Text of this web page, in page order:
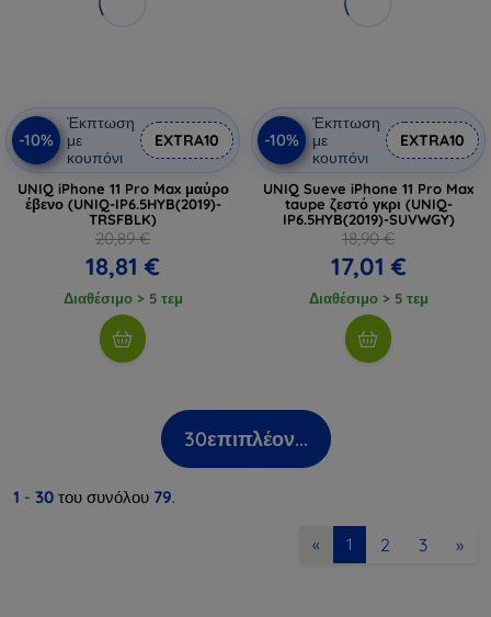
-10%
Έκπτωση
με
κουπόνι
EXTRA10
UNIQ iPhone 11 Pro Max μαύρο
έβενο (UNIQ-IP6.5HYB(2019)-
TRSFBLK)
20,89 €
18,81 €
Διαθέσιμο > 5 τεμ
-10%
Έκπτωση
με
κουπόνι
EXTRA10
UNIQ Sueve iPhone 11 Pro Max
taupe ζεστό γκρι (UNIQ-
IP6.5HYB(2019)-SUVWGY)
18,90 €
17,01 €
Διαθέσιμο > 5 τεμ
30επιπλέον...
1 - 30 του συνόλου 79.
« 1 2 3 »